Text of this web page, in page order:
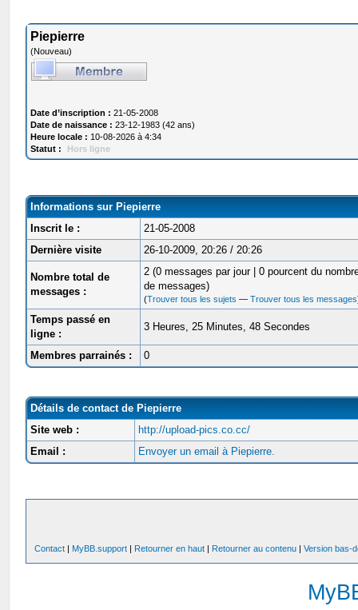
Piepierre
(Nouveau)
Date d’inscription : 21-05-2008
Date de naissance : 23-12-1983 (42 ans)
Heure locale : 10-08-2026 à 4:34
Statut :
Hors ligne
Informations sur Piepierre
Inscrit le :
21-05-2008
Dernière visite
26-10-2009, 20:26 / 20:26
Nombre total de
messages :
2 (0 messages par jour | 0 pourcent du
de messages)
(Trouver tous les sujets —Trouver tous les messages
Temps passé en
ligne :
3 Heures, 25 Minutes, 48 Secondes
Membres parrainés : 0
Détails de contact de Piepierre
Site web :
http://upload-pics.co.cc/
Email :
Envoyer un email à Piepierre.
Contact | MyBB.support | Retourner en haut | Retourner au contenu |Version bas-